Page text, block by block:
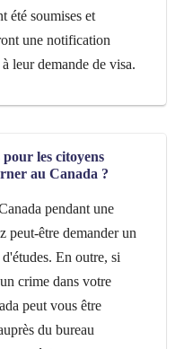
été soumises et
une notification
leur demande de visa.
les citoyens
au Canada ?
pendant une
peut-être demander un
En outre, si
crime dans votre
peut vous être
du bureau